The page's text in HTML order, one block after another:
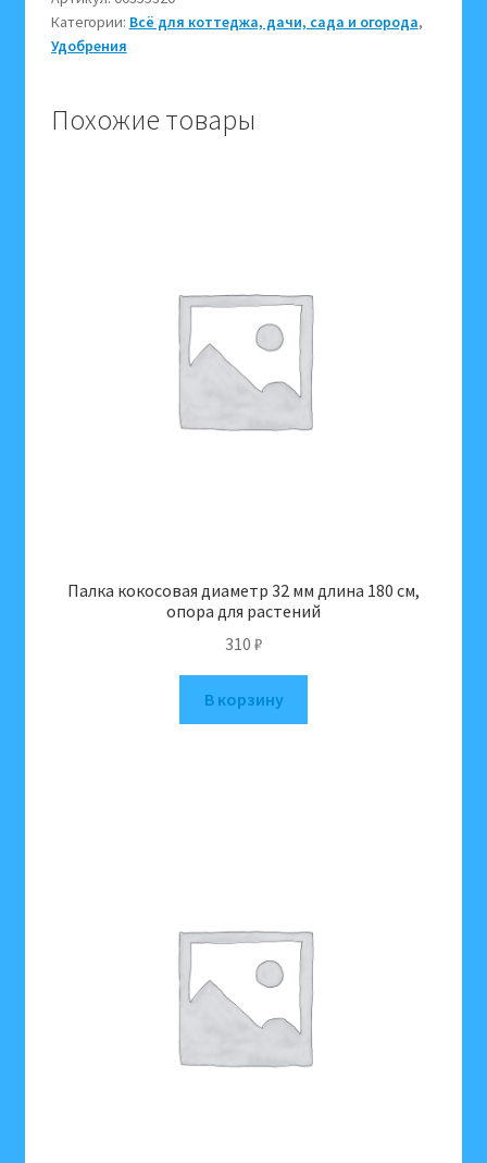
действия
Supocote
кг
Категории: Всё для коттеджа, дачи, сада и огорода,
Удобрения
Похожие товары
Палка кокосовая диаметр 32 мм длина 180 см,
опора для растений
310 ₽
В корзину